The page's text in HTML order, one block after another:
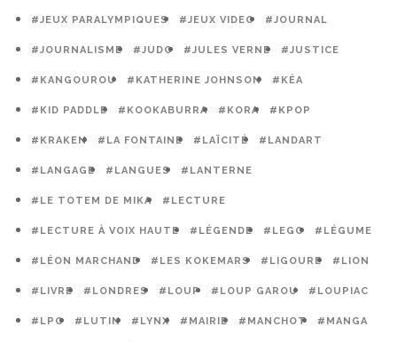
#JEUX PARALYMPIQUES #JEUX VIDEO #JOURNAL
#JOURNALISME #JUDO #JULES VERNE #JUSTICE
#KANGOUROU #KATHERINE JOHNSON #KÉA
#KID PADDLE #KOOKABURRA #KORA #KPOP
#KRAKEN #LA FONTAINE #LAÏCITÉ #LANDART
#LANGAGE #LANGUES #LANTERNE
#LE TOTEM DE MIKA #LECTURE
#LECTURE À VOIX HAUTE #LÉGENDE #LEGO #LÉGUME
#LÉON MARCHAND #LES KOKEMARS #LIGOURE #LION
#LIVRE #LONDRES #LOUP #LOUP GAROU #LOUPIAC
#LPO #LUTIN #LYNX #MAIRIE #MANCHOT #MANGA